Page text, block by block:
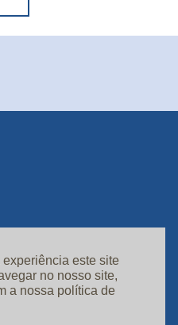
este site
no nosso site,
a nossa política de